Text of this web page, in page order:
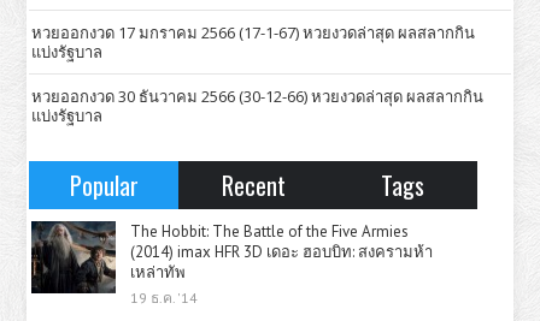
หวยออกงวด 17 มกราคม 2566 (17-1-67) หวยงวดล่าสุด ผลสลากกิน
แบ่งรัฐบาล
หวยออกงวด 30 ธันวาคม 2566 (30-12-66) หวยงวดล่าสุด ผลสลากกิน
แบ่งรัฐบาล
Popular Recent Tags
The Hobbit: The Battle of the Five Armies
(2014) imax HFR 3D เดอะ ฮอบบิท: สงครามห้า
เหล่าทัพ
19 ธ.ค. '14